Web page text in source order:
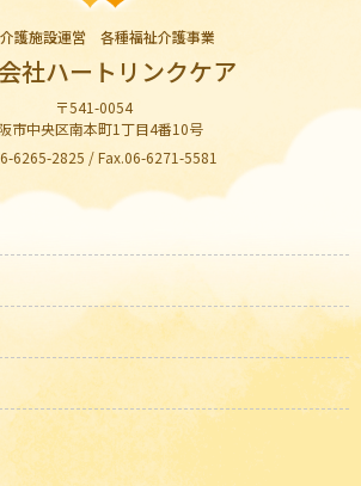
護施設運営 各種福祉介護事業
社ハートリンクケア
〒541-0054
市中央区南本町1丁目4番10号
6265-2825 / Fax.06-6271-5581